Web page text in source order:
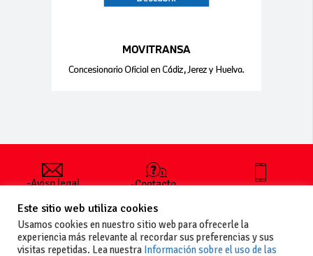
-Aviso legal
generales
de uso
-Política de
-Contacto
publicar un
anuncio
-Vende+
+34 627 35
Este sitio web utiliza cookies
Usamos cookies en nuestro sitio web para ofrecerle la
experiencia más relevante al recordar sus preferencias y sus
visitas repetidas. Lea nuestra Información sobre el uso de las